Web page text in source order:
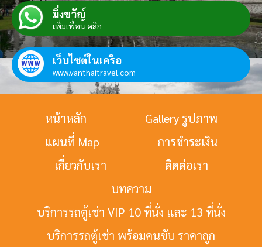
มิ่งขวัญ์
เพิ่มเพื่อน คลิก
เว็บไซต์ในเครือ
www.vanthaitravel.com
หน้าหลัก
Gallery รูปภาพ
แผนที่ Map
การชำระเงิน
เกี่ยวกับเรา
ติดต่อเรา
บทความ
บริการรถตู้เช่า VIP 10 ที่นั่ง และ 13 ที่นั่ง
บริการรถตู้เช่า พร้อมคนขับ ราคาถูก